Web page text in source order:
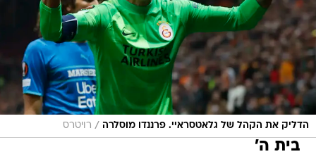
הדליק את הקהל של גלאטסראיי. פרננדו מוסלרה / רויטרס
בית ה'